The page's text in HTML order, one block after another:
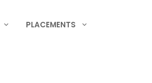
PLACEMENTS